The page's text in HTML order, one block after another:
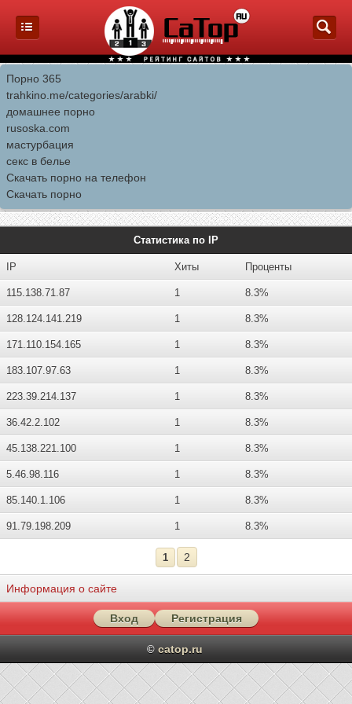
Порно 365
trahkino.me/categories/arabki/
домашнее порно
rusoska.com
мастурбация
секс в белье
Скачать порно на телефон
Скачать порно
Статистика по IP
IP Хиты Проценты
115.138.71.87 1 8.3%
128.124.141.219 1 8.3%
171.110.154.165 1 8.3%
183.107.97.63 1 8.3%
223.39.214.137 1 8.3%
36.42.2.102 1 8.3%
45.138.221.100 1 8.3%
5.46.98.116 1 8.3%
85.140.1.106 1 8.3%
91.79.198.209 1 8.3%
1 2
Информация о сайте
Вход Регистрация
© catop.ru